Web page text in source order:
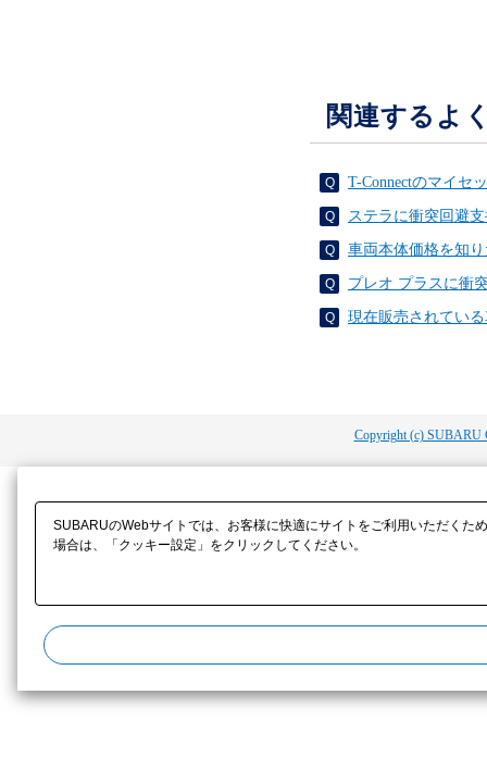
関連するよ
T-Connectのマイセ
ステラに衝突回避
車両本体価格を知
プレオ プラスに衝
現在販売されてい
Copyright (c) SUBARU
SUBARUのWebサイトでは、お客様に快適にサイトをご利用いただく
場合は、「クッキー設定」をクリックしてください。​